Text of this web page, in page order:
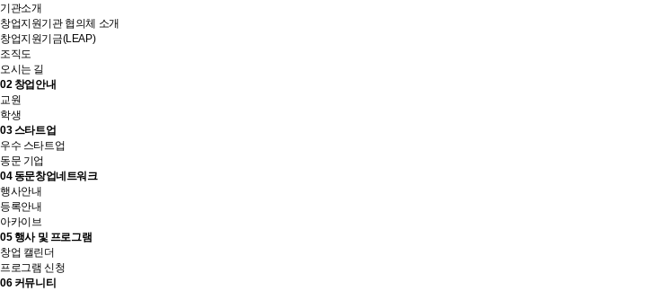
기관소개
창업지원기관 협의체 소개
창업지원기금(LEAP)
조직도
오시는 길
02창업안내
교원
학생
03스타트업
우수 스타트업
동문 기업
04동문창업네트워크
행사안내
등록안내
아카이브
05행사 및 프로그램
창업 캘린더
프로그램 신청
06 커뮤니티